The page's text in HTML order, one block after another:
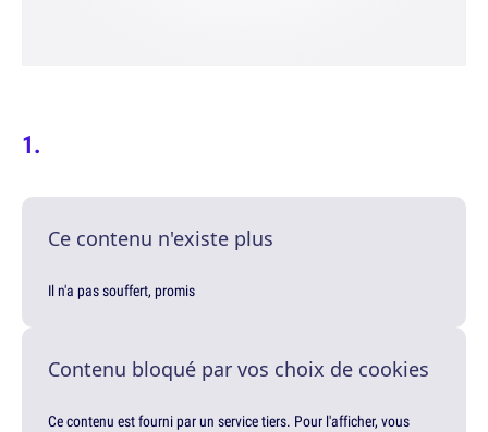
Ce contenu n'existe plus
Il n'a pas souffert, promis
Contenu bloqué par vos choix de cookies
Ce contenu est fourni par un service tiers. Pour l'afficher, vous